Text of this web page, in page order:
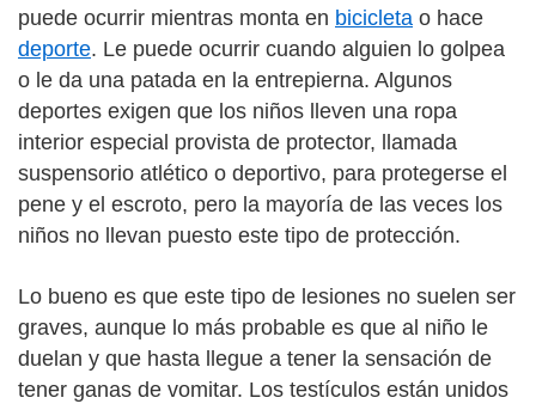
puede ocurrir mientras monta en bicicleta o hace
deporte. Le puede ocurrir cuando alguien lo golpea
o le da una patada en la entrepierna. Algunos
deportes exigen que los niños lleven una ropa
interior especial provista de protector, llamada
suspensorio atlético o deportivo, para protegerse el
pene y el escroto, pero la mayoría de las veces los
niños no llevan puesto este tipo de protección.
Lo bueno es que este tipo de lesiones no suelen ser
graves, aunque lo más probable es que al niño le
duelan y que hasta llegue a tener la sensación de
tener ganas de vomitar. Los testículos están unidos